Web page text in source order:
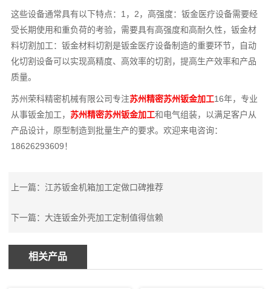
这些设备通常具有以下特点：1，2，高强度：钣金医疗设备需要经
受长期使用和重负荷的考验，需要具有高强度和高耐久性，钣金材
料切割加工：钣金材料切割是钣金医疗设备制造的重要环节，自动
化切割设备可以实现高精度、高效率的切割，提高生产效率和产品
质量。
苏州荣科精密机械有限公司专注苏州精密苏州钣金加工16年，专业
从事钣金加工，苏州精密苏州钣金加工和电气组装，以满足客户从
产品设计，原型制造到批量生产的要求。欢迎来电咨询：
18626293609！
上一篇： 江苏钣金机箱加工定做口碑推荐
下一篇： 大连钣金外壳加工定制值得信赖
相关产品